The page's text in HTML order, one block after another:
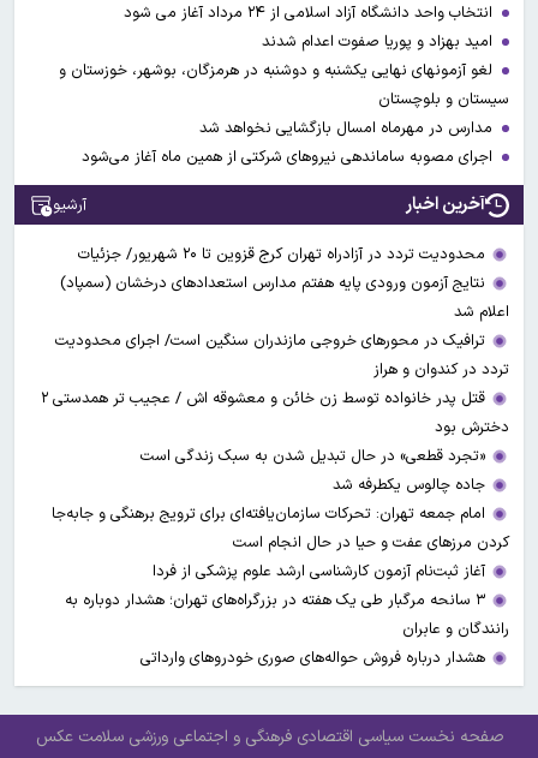
انتخاب واحد دانشگاه آزاد اسلامی از ۲۴ مرداد آغاز می شود
امید بهزاد و پوریا صفوت اعدام شدند
لغو آزمونهای نهایی یکشنبه و دوشنبه در هرمزگان، بوشهر، خوزستان و
سیستان و بلوچستان
مدارس در مهرماه امسال بازگشایی نخواهد شد
اجرای مصوبه ساماندهی نیرو‌های شرکتی از همین ماه آغاز می‌شود
آخرین اخبار آرشیو
محدودیت تردد در آزادراه تهران کرج قزوین تا ۲۰ شهریور/ جزئیات
نتایج آزمون ورودی پایه هفتم مدارس استعدادهای درخشان (سمپاد)
اعلام شد
ترافیک در محورهای خروجی مازندران سنگین است/ اجرای محدودیت
تردد در کندوان و هراز
قتل پدر خانواده توسط زن خائن و معشوقه اش / عجیب تر همدستی ۲
دخترش بود
«تجرد قطعی» در حال تبدیل شدن به سبک زندگی است
جاده چالوس یکطرفه شد
امام جمعه تهران: تحرکات سازمان‌یافته‌ای برای ترویج برهنگی و جابه‌جا
کردن مرزهای عفت و حیا در حال انجام است
آغاز ثبت‌نام‌ آزمون کارشناسی ارشد علوم پزشکی از فردا
۳ سانحه مرگبار طی یک هفته در بزرگراه‌های تهران؛ هشدار دوباره به
رانندگان و عابران
هشدار درباره فروش حواله‌های صوری خودروهای وارداتی
صفحه نخست سیاسی اقتصادی فرهنگی و اجتماعی ورزشی سلامت عکس